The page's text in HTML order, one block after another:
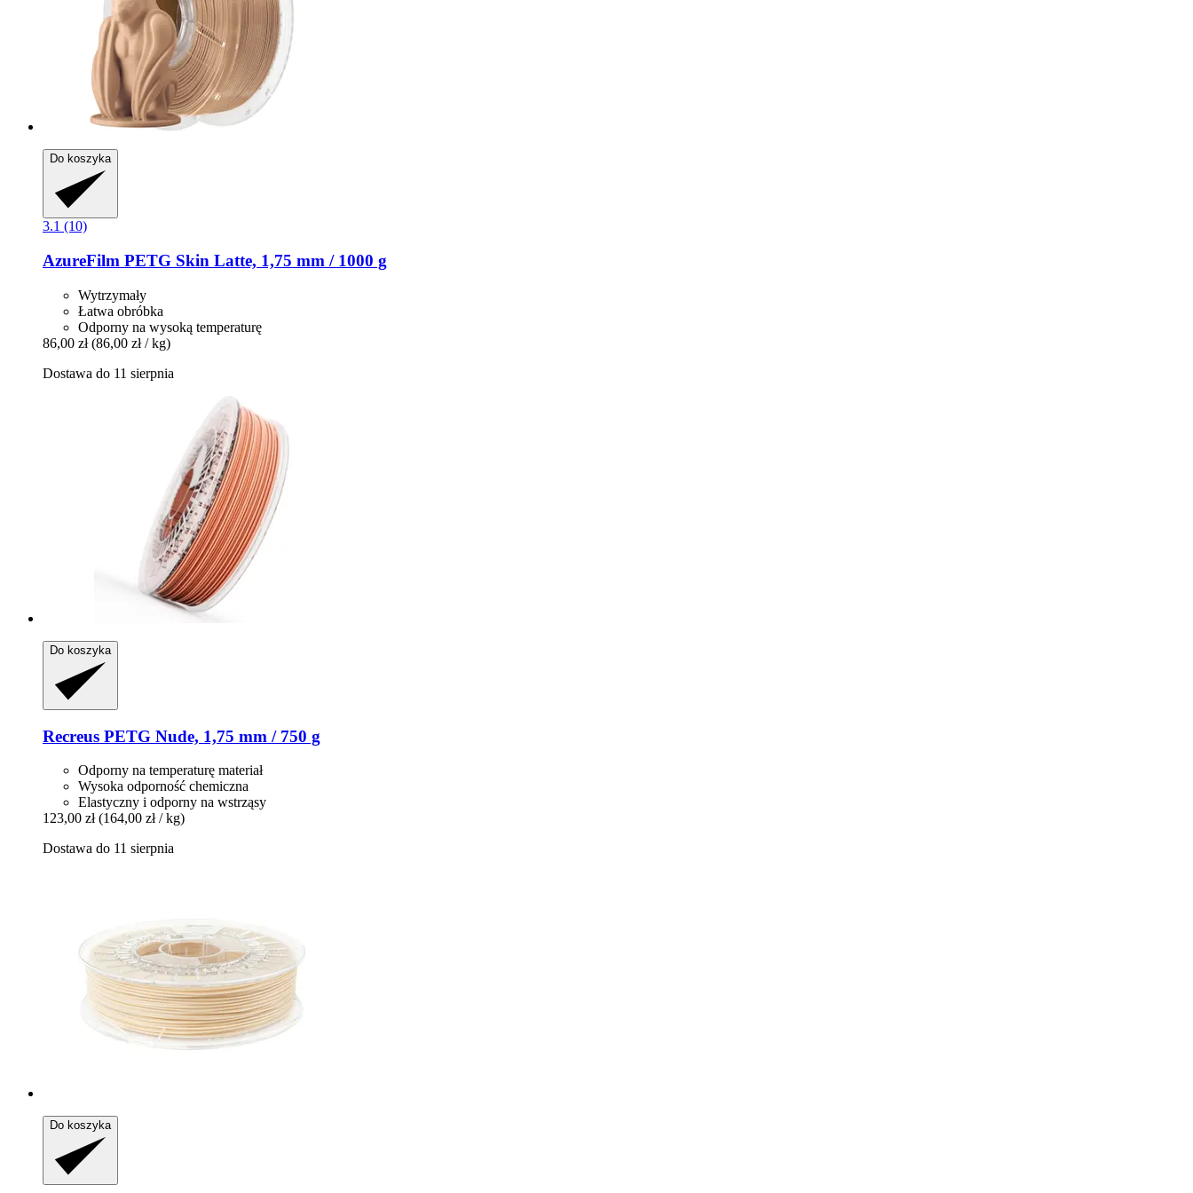
Do koszyka
3.1 (10)
AzureFilm PETG Skin Latte, 1,75 mm / 1000 g
Wytrzymały
Łatwa obróbka
Odporny na wysoką temperaturę
86,00 zł (86,00 zł / kg)
Dostawa do 11 sierpnia
Do koszyka
Recreus PETG Nude, 1,75 mm / 750 g
Odporny na temperaturę materiał
Wysoka odporność chemiczna
Elastyczny i odporny na wstrząsy
123,00 zł (164,00 zł / kg)
Dostawa do 11 sierpnia
Do koszyka